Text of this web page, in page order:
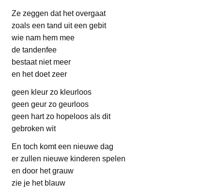
Ze zeggen dat het overgaat
zoals een tand uit een gebit
wie nam hem mee
de tandenfee
bestaat niet meer
en het doet zeer
geen kleur zo kleurloos
geen geur zo geurloos
geen hart zo hopeloos als dit
gebroken wit
En toch komt een nieuwe dag
er zullen nieuwe kinderen spelen
en door het grauw
zie je het blauw